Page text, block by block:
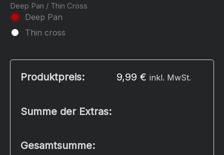
Deep Pan / Thin Cross
Deep Pan
Thin cross
Produktpreis: 9,99 € inkl. MwSt.
Summe der Extras:
Gesamtsumme: